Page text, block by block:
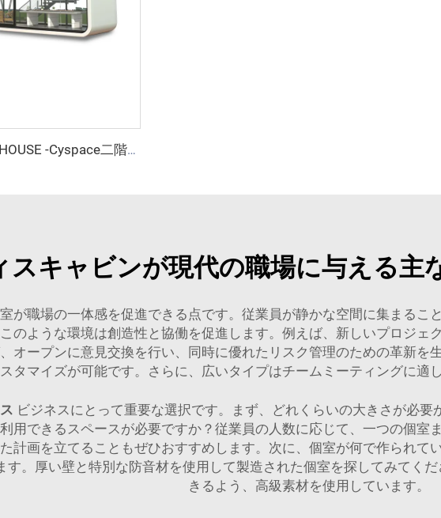
APPLE CABIN CAPSULE HOUSE -Cyspace二階建てシリーズ
スキャビンが現代の職場に与える主
が職場の一体感を促進できる点です。従業員が静かな空間に集まるこ
のような環境は創造性と協働を促進します。例えば、新しいプロジ
オープンに意見交換を行い、同時に優れたリスク管理のための革新を
タマイズが可能です。さらに、広いタイプはチームミーティングに適
ビジネスにとって重要な選択です。まず、どれくらいの大きさが必
用できるスペースが必要ですか？従業員の人数に応じて、一つの個室
計画を立てることもぜひおすすめします。次に、個室が何で作られ
す。厚い壁と特別な防音材を使用して製造された個室を探してみてく
きるよう、高級素材を使用しています。